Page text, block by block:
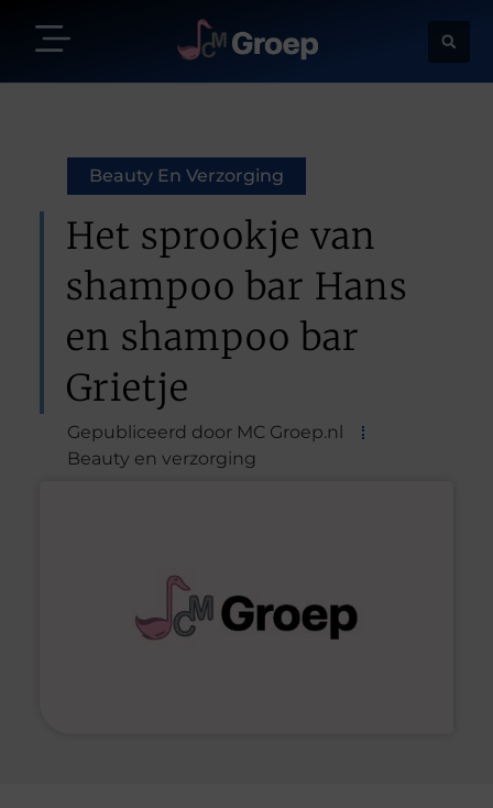
Beauty En Verzorging
Het sprookje van
shampoo bar Hans
en shampoo bar
Grietje
Gepubliceerd door MC Groep.nl
Beauty en verzorging